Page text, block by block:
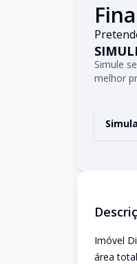
Simule
melhor
Imóvel
área